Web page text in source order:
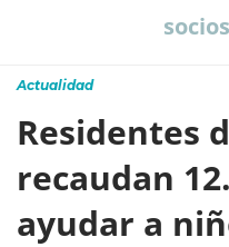
Actualidad
Residentes
recaudan
ayudar a